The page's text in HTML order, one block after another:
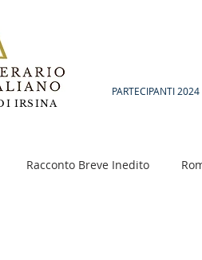
IRSINA
PARTECIPANTI 2024
Racconto Breve Inedito